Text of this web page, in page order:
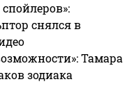
снялся в
Тамара
зодиака